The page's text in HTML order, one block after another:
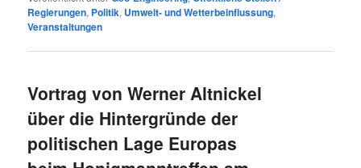
Regierungen, Politik, Umwelt- und Wetterbeinflussung,
Veranstaltungen
Vortrag von Werner Altnickel
über die Hintergründe der
politischen Lage Europas